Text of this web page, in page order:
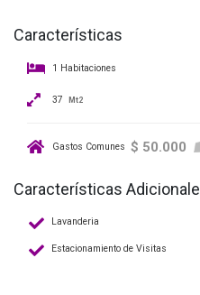
Características
1 Habitaciones
37 Mt2
Gastos Comunes $ 50.000
Características
Lavanderia
Estacionamiento de Visitas